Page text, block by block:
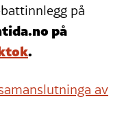
på
på
.
av